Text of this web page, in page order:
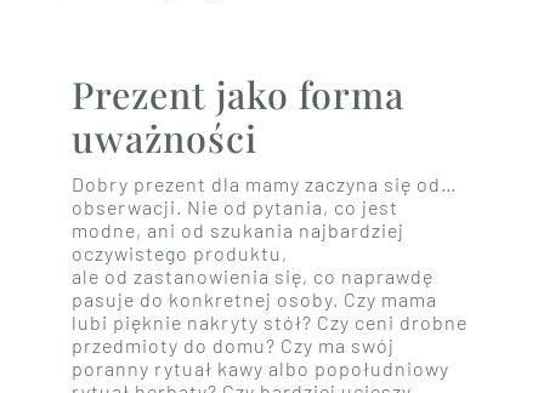
Prezent jako forma
uważności
Dobry prezent dla mamy zaczyna się od…
obserwacji. Nie od pytania, co jest
modne, ani od szukania najbardziej
oczywistego produktu,
ale od zastanowienia się, co naprawdę
pasuje do konkretnej osoby. Czy mama
lubi pięknie nakryty stół? Czy ceni drobne
przedmioty do domu? Czy ma swój
poranny rytuał kawy albo popołudniowy